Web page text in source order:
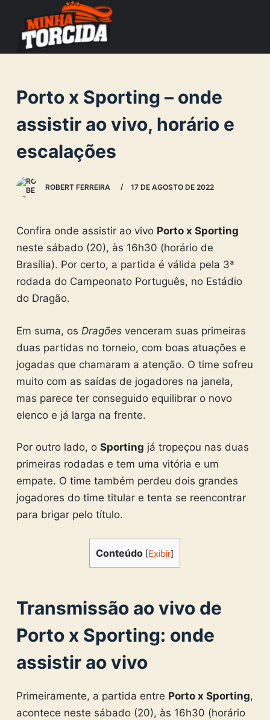
o
n
e
Porto x Sporting – onde
assistir ao vivo, horário e
escalações
ROBERT FERREIRA 17 DE AGOSTO DE 2022
Confira onde assistir ao vivo Porto x Sporting
neste sábado (20), às 16h30 (horário de
Brasília). Por certo, a partida é válida pela 3ª
rodada do Campeonato Português, no Estádio
do Dragão.
Em suma, os Dragõesvenceram suas primeiras
duas partidas no torneio, com boas atuações e
jogadas que chamaram a atenção. O time sofreu
muito com as saídas de jogadores na janela,
mas parece ter conseguido equilibrar o novo
elenco e já larga na frente.
Por outro lado, o Sporting já tropeçou nas duas
primeiras rodadas e tem uma vitória e um
empate. O time também perdeu dois grandes
jogadores do time titular e tenta se reencontrar
para brigar pelo título.
Conteúdo [Exibir]
Transmissão ao vivo de
Porto x Sporting: onde
assistir ao vivo
Primeiramente, a partida entre Porto x Sporting,
acontece neste sábado (20), às 16h30 (horário